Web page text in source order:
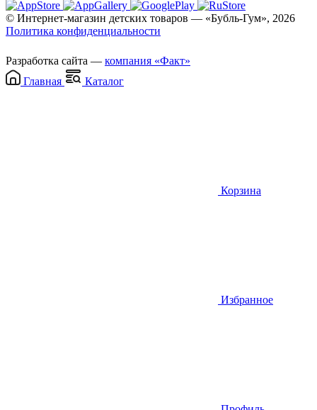
© Интернет-магазин детских товаров — «Бубль-Гум», 2026
Политика конфиденциальности
Разработка сайта — компания «Факт»
Главная
Каталог
Корзина
Избранное